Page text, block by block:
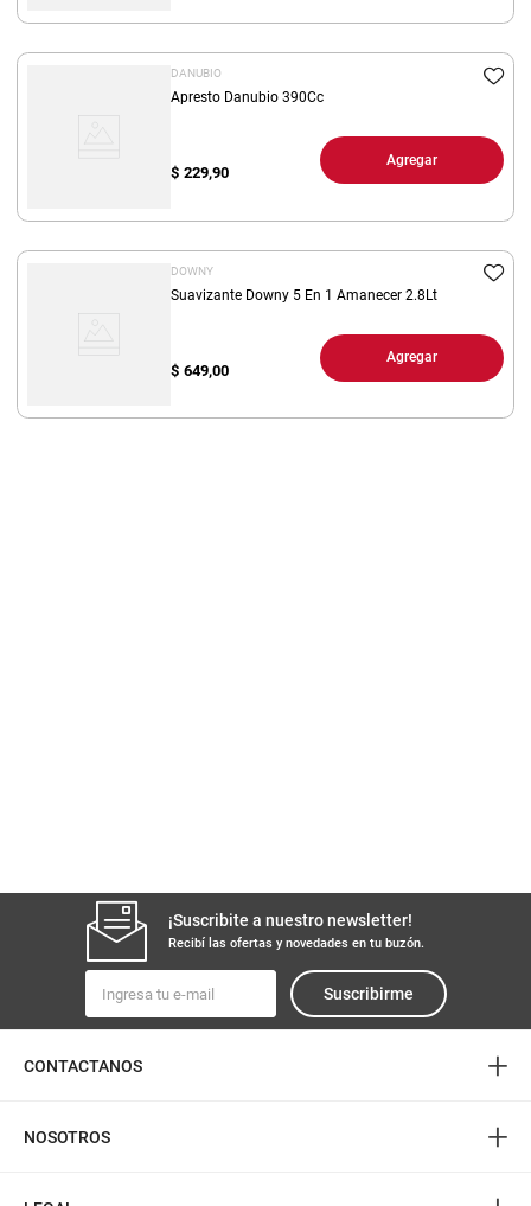
DANUBIO
Apresto Danubio 390Cc
$ 229,90
Agregar
DOWNY
Suavizante Downy 5 En 1 Amanecer 2.8Lt
$ 649,00
Agregar
¡Suscribite a nuestro newsletter!
Recibí las ofertas y novedades en tu buzón.
Suscribirme
CONTACTANOS +
NOSOTROS +